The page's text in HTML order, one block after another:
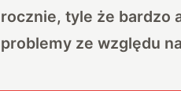
rocznie, tyle że bardzo
problemy ze względu